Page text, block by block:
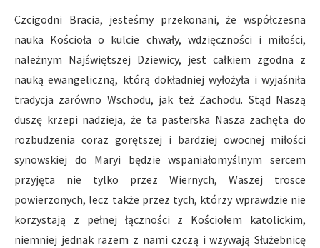
Czcigodni Bracia, jesteśmy przekonani, że współczesna
nauka Kościoła o kulcie chwały, wdzięczności i miłości,
należnym Najświętszej Dziewicy, jest całkiem zgodna z
nauką ewangeliczną, którą dokładniej wyłożyła i wyjaśniła
tradycja zarówno Wschodu, jak też Zachodu. Stąd Naszą
duszę krzepi nadzieja, że ta pasterska Nasza zachęta do
rozbudzenia coraz gorętszej i bardziej owocnej miłości
synowskiej do Maryi będzie wspaniałomyślnym sercem
przyjęta nie tylko przez Wiernych, Waszej trosce
powierzonych, lecz także przez tych, którzy wprawdzie nie
korzystają z pełnej łączności z Kościołem katolickim,
niemniej jednak razem z nami czczą i wzywają Służebnicę